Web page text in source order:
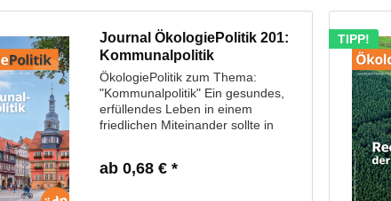
Journal ÖkologiePolitik 201:
Kommunalpolitik
ÖkologiePolitik zum Thema:
"Kommunalpolitik" Ein gesundes,
erfüllendes Leben in einem
friedlichen Miteinander sollte in
ÖDP überzeugt. Aber wie ist das
ab 0,68 € *
TIPP!